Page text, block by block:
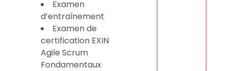
Examen
d’entraînement
Examen de
certification EXIN
Agile Scrum
Fondamentaux